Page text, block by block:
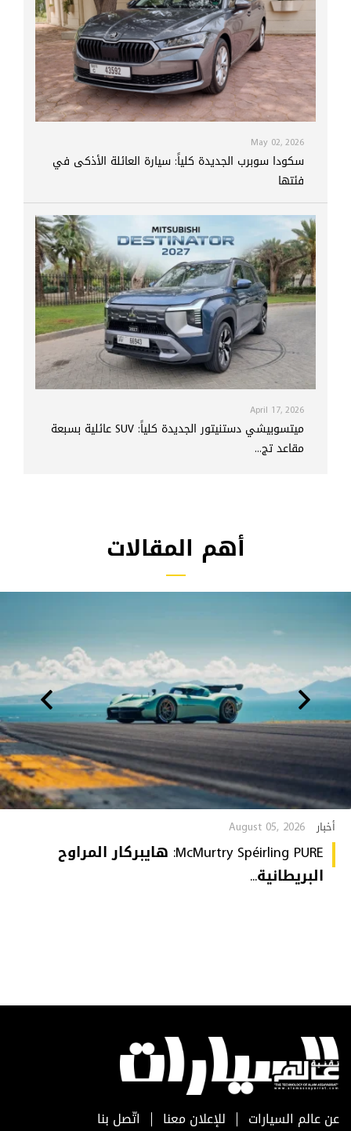
May 02, 2026
سكودا سوبرب الجديدة كلياً: سيارة العائلة الأذكى في
فئتها
April 17, 2026
ميتسوبيشي دستنيتور الجديدة كلياً: SUV عائلية بسبعة
مقاعد تج...
أهم المقالات
أخبار August 05, 2026
McMurtry Spéirling PURE: هايبركار المراوح
البريطانية...
عن عالم السيارات للإعلان معنا اتّصل بنا